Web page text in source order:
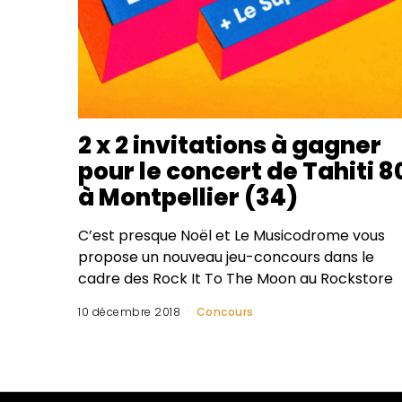
2 x 2 invitations à gagner
pour le concert de Tahiti
à Montpellier (34)
C’est presque Noël et Le Musicodrome vous
propose un nouveau jeu-concours dans le
cadre des Rock It To The Moon au Rockstore
10 décembre 2018 Concours